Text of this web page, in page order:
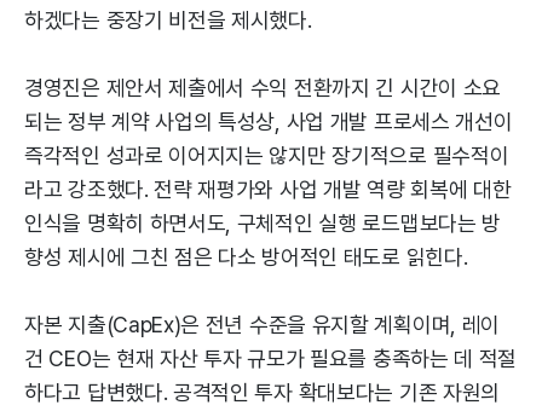
하겠다는 중장기 비전을 제시했다.
경영진은 제안서 제출에서 수익 전환까지 긴 시간이 소요
되는 정부 계약 사업의 특성상, 사업 개발 프로세스 개선이
즉각적인 성과로 이어지지는 않지만 장기적으로 필수적이
라고 강조했다. 전략 재평가와 사업 개발 역량 회복에 대한
인식을 명확히 하면서도, 구체적인 실행 로드맵보다는 방
향성 제시에 그친 점은 다소 방어적인 태도로 읽힌다.
자본 지출(CapEx)은 전년 수준을 유지할 계획이며, 레이
건 CEO는 현재 자산 투자 규모가 필요를 충족하는 데 적절
하다고 답변했다. 공격적인 투자 확대보다는 기존 자원의